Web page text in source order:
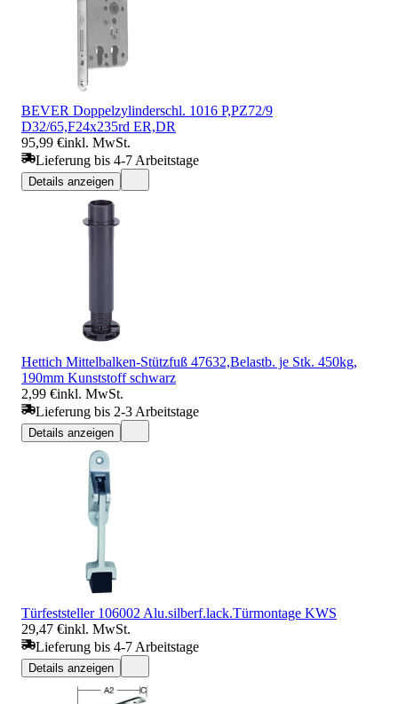
BEVER Doppelzylinderschl. 1016 P,PZ72/9
D32/65,F24x235rd ER,DR
95,99 €inkl. MwSt.
Lieferung bis 4-7 Arbeitstage
Details anzeigen
Hettich Mittelbalken-Stützfuß 47632,Belastb. je Stk. 450kg,
190mm Kunststoff schwarz
2,99 €inkl. MwSt.
Lieferung bis 2-3 Arbeitstage
Details anzeigen
Türfeststeller 106002 Alu.silberf.lack.Türmontage KWS
29,47 €inkl. MwSt.
Lieferung bis 4-7 Arbeitstage
Details anzeigen